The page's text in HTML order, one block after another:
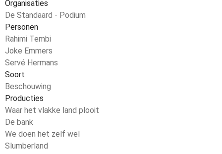
Organisaties
De Standaard - Podium
Personen
Rahimi Tembi
Joke Emmers
Servé Hermans
Soort
Beschouwing
Producties
Waar het vlakke land plooit
De bank
We doen het zelf wel
Slumberland